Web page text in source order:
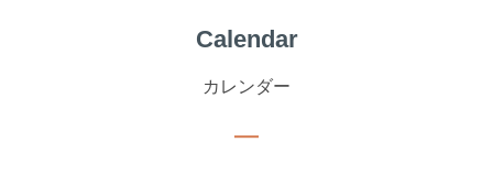
Calendar
カレンダー
―